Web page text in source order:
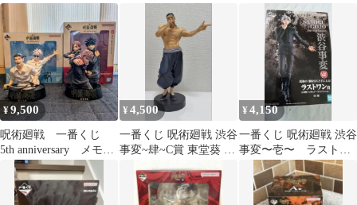
フィギュア
ア 折本里香
¥9,500
呪術廻戦 一番くじ
5th anniversary メモリ
アルフィギュア 2点
¥4,500
一番くじ 呪術廻戦 渋谷
事変~肆~C賞 東堂葵 箱
¥4,150
一番くじ 呪術廻戦 渋谷
事変〜壱〜 ラストワ
ン賞 五条悟